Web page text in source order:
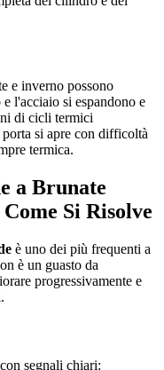
e inverno possono
l'acciaio si espandono e
di cicli termici
si apre con difficoltà
termica.
a Brunate
Si Risolve
è uno dei più frequenti a
è un guasto da
progressivamente e
segnali chiari: